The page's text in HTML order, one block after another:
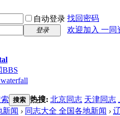
自动登录 找回密码
登录
欢迎加入 一同
BBS
waterfall
搜索 热搜: 北京同志 天津同志
新闻 › 同志大全 全国各地新闻 ›